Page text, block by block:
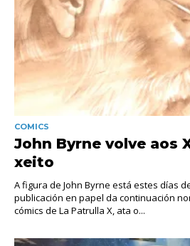
COMICS
John Byrne volve aos
xeito
A figura de John Byrne está estes días
publicación en papel da continuación
cómics de La Patrulla X, ata o...